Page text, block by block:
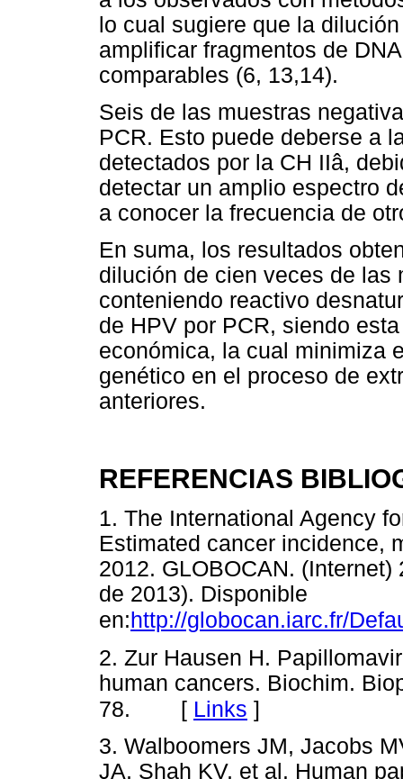
lo cual sugiere que la
amplificar fragmentos de
comparables (6, 13,14).
Seis de las muestras
PCR. Esto puede deberse a
detectados por la CH IIâ,
detectar un amplio espectro
a conocer la frecuencia de
En suma, los resultados
dilución de cien veces de las
conteniendo reactivo
de HPV por PCR, siendo
económica, la cual minimiza
genético en el proceso de
anteriores.
REFERENCIAS
1. The International Agency
Estimated cancer incidence,
2012. GLOBOCAN.
de 2013). Disponible
en:http://globocan.iarc.fr/
2. Zur Hausen H.
human cancers. Biochim.
78. [ Links ]
3. Walboomers JM, Jacobs
JA, Shah KV, et al. Human